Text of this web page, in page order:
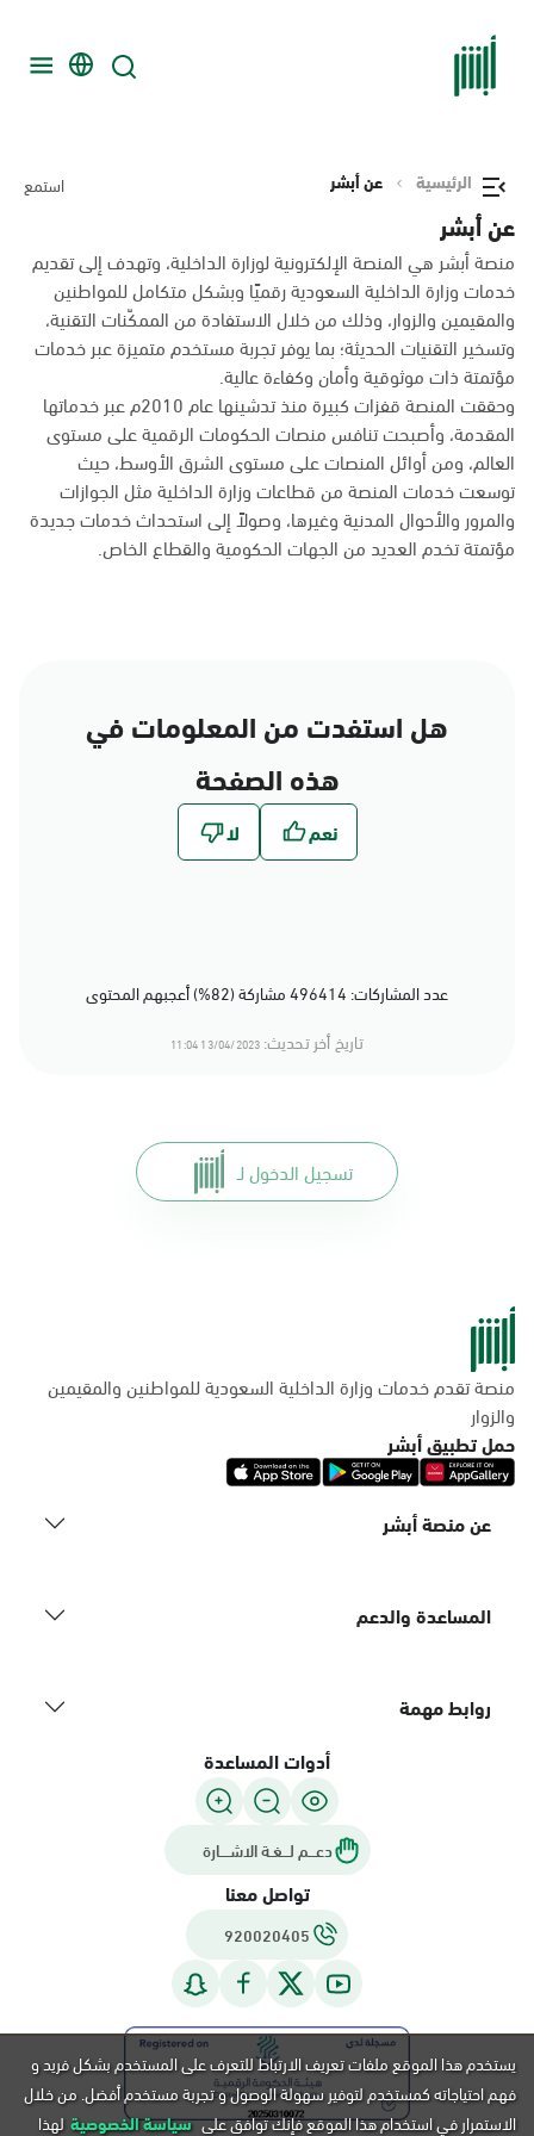
الرئيسية عن أبشر استمع
عن أبشر
منصة أبشر هي المنصة الإلكترونية لوزارة الداخلية، وتهدف إلى تقديم
خدمات وزارة الداخلية السعودية رقميًا وبشكل متكامل للمواطنين
والمقيمين والزوار، وذلك من خلال الاستفادة من الممكّنات التقنية،
وتسخير التقنيات الحديثة؛ بما يوفر تجربة مستخدم متميزة عبر خدمات
مؤتمتة ذات موثوقية وأمان وكفاءة عالية.
وحققت المنصة قفزات كبيرة منذ تدشينها عام 2010م عبر خدماتها
المقدمة، وأصبحت تنافس منصات الحكومات الرقمية على مستوى
العالم، ومن أوائل المنصات على مستوى الشرق الأوسط، حيث
توسعت خدمات المنصة من قطاعات وزارة الداخلية مثل الجوازات
والمرور والأحوال المدنية وغيرها، وصولاً إلى استحداث خدمات جديدة
مؤتمتة تخدم العديد من الجهات الحكومية والقطاع الخاص.
هل استفدت من المعلومات في
هذه الصفحة
عدد المشاركات: 496414 مشاركة (82%) أعجبهم المحتوى
تاريخ أخر تحديث: 13/04/2023 11:04
تسجيل الدخول لـ
منصة تقدم خدمات وزارة الداخلية السعودية للمواطنين والمقيمين
والزوار
حمل تطبيق أبشر
عن منصة أبشر
المساعدة والدعم
روابط مهمة
أدوات المساعدة
دعـــم لـــغـة الاشــــارة
تواصل معنا
920020405
يستخدم هذا الموقع ملفات تعريف الارتباط للتعرف على المستخدم بشكل فريد و
فهم احتياجاته كمستخدم لتوفير سهولة الوصول و تجربة مستخدم أفضل. من خلال
الاستمرار في استخدام هذا الموقع فإنك توافق على سياسة الخصوصية لهذا